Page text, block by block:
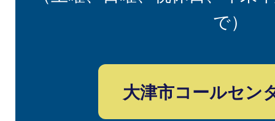
で）
大津市コールセン